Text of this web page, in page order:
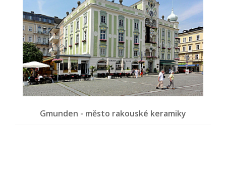
Gmunden - město rakouské keramiky